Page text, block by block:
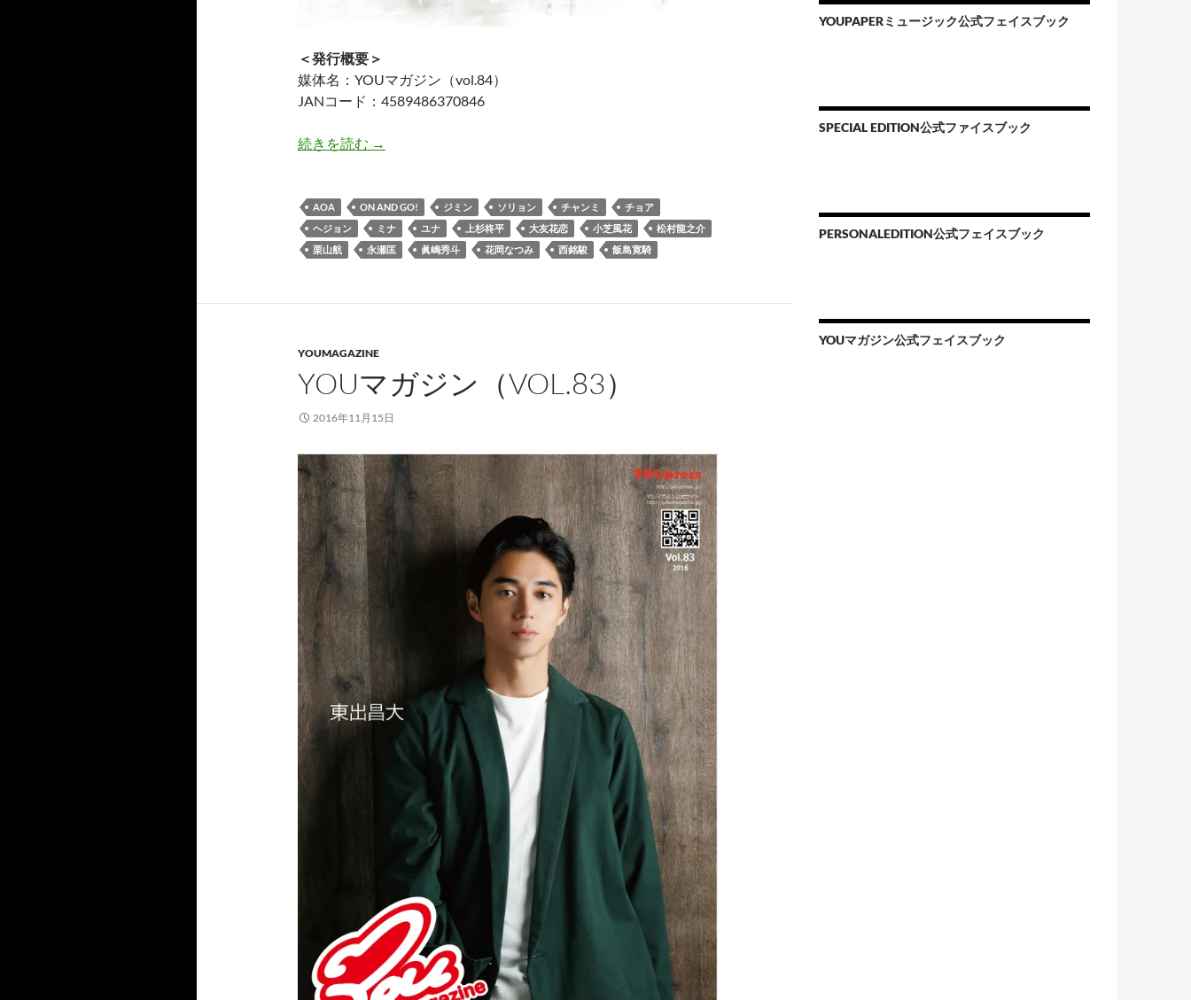
＜発行概要＞
媒体名：YOUマガジン（vol.84）
JANコード：4589486370846
続きを読む YOUマガジン（vol.84）
→
AOA ON AND GO! ジミン ソリョン チャンミ
チョア
ヘジョン
ミナ ユナ 上杉柊平 大友花恋 小芝風花
松村龍之介
栗山航
永瀬匡 眞嶋秀斗 花岡なつみ 西銘駿 飯島寛騎
YOUMAGAZINE
YOUマガジン（VOL.83）
2016年11月15日
YOUPAPERミュージック公式フェイスブック
SPECIAL EDITION公式ファイスブック
PERSONALEDITION公式フェイスブック
YOUマガジン公式フェイスブック